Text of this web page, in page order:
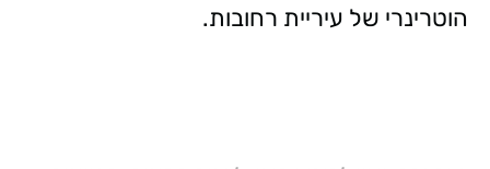
הוטרינרי של עיריית רחובות.